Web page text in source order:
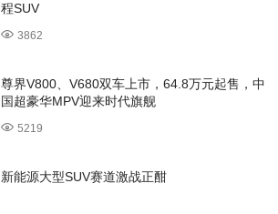
程SUV
3862
尊界V800、V680双车上市，64.8万元起售，中
国超豪华MPV迎来时代旗舰
5219
新能源大型SUV赛道激战正酣